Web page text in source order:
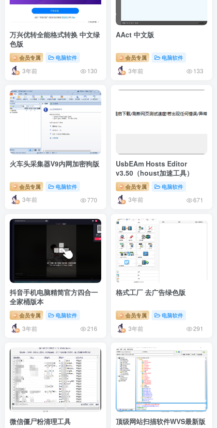
万兴优转全能格式转换 中文绿
色版
会员专属 电脑软件
3年前 130
AAct 中文版
会员专属 电脑软件
3年前 133
火车头采集器V9内网加密狗版
会员专属 电脑软件
3年前 770
UsbEAm Hosts Editor
v3.50（houst加速工具）
会员专属 电脑软件
3年前 671
抖音手机电脑精简官方四合一
全家桶版本
会员专属 电脑软件
3年前 216
格式工厂 去广告绿色版
会员专属 电脑软件
3年前 291
微信僵尸粉清理工具 顶级网站扫描软件WVS最新版